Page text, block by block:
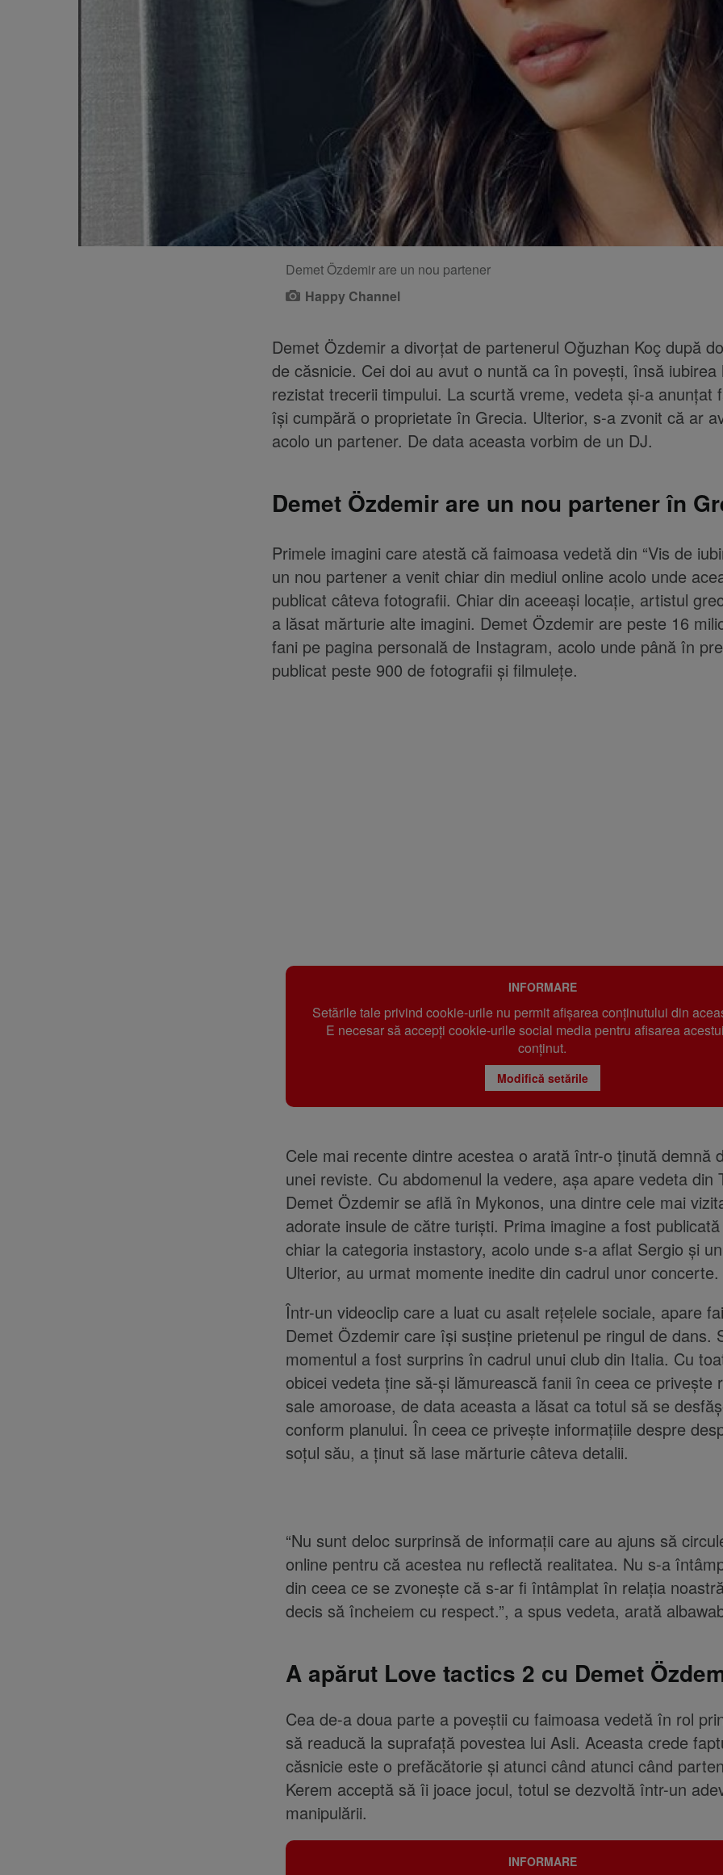
Demet Özdemir are un nou partener
Happy Channel
Demet Özdemir a divorțat de partenerul Oğuzhan Koç după
de căsnicie. Cei doi au avut o nuntă ca în povești, însă iubirea
rezistat trecerii timpului. La scurtă vreme, vedeta și-a anunțat
își cumpără o proprietate în Grecia. Ulterior, s-a zvonit că ar
acolo un partener. De data aceasta vorbim de un DJ.
Demet Özdemir are un nou partener în
Primele imagini care atestă că faimoasa vedetă din “Vis de
un nou partener a venit chiar din mediul online acolo unde
publicat câteva fotografii. Chiar din aceeași locație, artistul
a lăsat mărturie alte imagini. Demet Özdemir are peste 16
fani pe pagina personală de Instagram, acolo unde până în
publicat peste 900 de fotografii și filmulețe.
INFORMARE
Setările tale privind cookie-urile nu permit afișarea conținutului din
E necesar să accepți cookie-urile social media pentru afisarea
conținut.
Modifică setările
Cele mai recente dintre acestea o arată într-o ținută demnă
unei reviste. Cu abdomenul la vedere, așa apare vedeta din
Demet Özdemir se află în Mykonos, una dintre cele mai
adorate insule de către turiști. Prima imagine a fost
chiar la categoria instastory, acolo unde s-a aflat Sergio și
Ulterior, au urmat momente inedite din cadrul unor concerte.
Într-un videoclip care a luat cu asalt rețelele sociale, apare
Demet Özdemir care își susține prietenul pe ringul de dans.
momentul a fost surprins în cadrul unui club din Italia. Cu
obicei vedeta ține să-și lămurească fanii în ceea ce privește
sale amoroase, de data aceasta a lăsat ca totul să se
conform planului. În ceea ce privește informațiile despre
soțul său, a ținut să lase mărturie câteva detalii.
“Nu sunt deloc surprinsă de informații care au ajuns să
online pentru că acestea nu reflectă realitatea. Nu s-a
din ceea ce se zvonește că s-ar fi întâmplat în relația
decis să încheiem cu respect.”, a spus vedeta, arată
A apărut Love tactics 2 cu Demet
Cea de-a doua parte a poveștii cu faimoasa vedetă în rol
să readucă la suprafață povestea lui Asli. Aceasta crede
căsnicie este o prefăcătorie și atunci când atunci când
Kerem acceptă să îi joace jocul, totul se dezvoltă într-un
manipulării.
INFORMARE